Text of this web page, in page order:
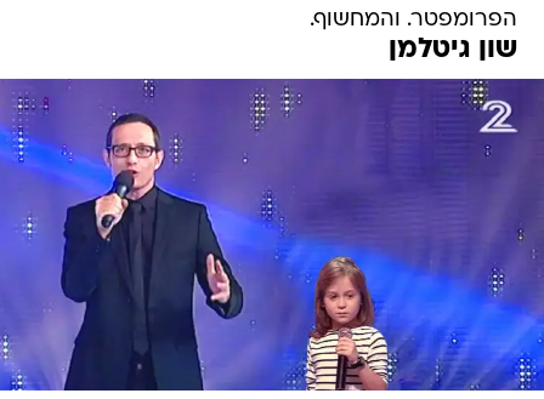
הפרומפטר. והמחשוף.
שון גיטלמן